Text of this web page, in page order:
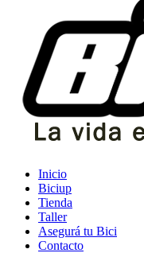
Inicio
Biciup
Tienda
Taller
Asegurá tu Bici
Contacto